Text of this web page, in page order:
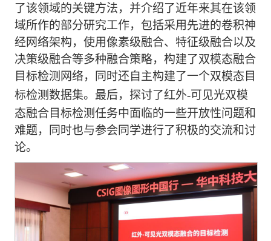
了该领域的关键方法，并介绍了近年来其在该领
域所作的部分研究工作，包括采用先进的卷积神
经网络架构，使用像素级融合、特征级融合以及
决策级融合等多种融合策略，构建了双模态融合
目标检测网络，同时还自主构建了一个双模态目
标检测数据集。最后，探讨了红外-可见光双模
态融合目标检测任务中面临的一些开放性问题和
难题，同时也与参会同学进行了积极的交流和讨
论。